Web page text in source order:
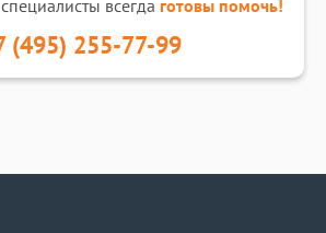
всегда готовы помочь!
(495) 255-77-99